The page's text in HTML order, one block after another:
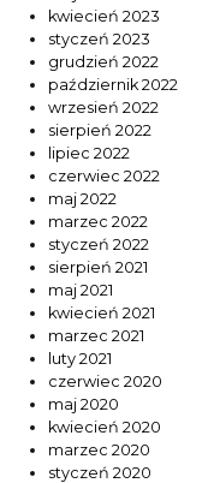
kwiecień 2023
styczeń 2023
grudzień 2022
październik 2022
wrzesień 2022
sierpień 2022
lipiec 2022
czerwiec 2022
maj 2022
marzec 2022
styczeń 2022
sierpień 2021
maj 2021
kwiecień 2021
marzec 2021
luty 2021
czerwiec 2020
maj 2020
kwiecień 2020
marzec 2020
styczeń 2020